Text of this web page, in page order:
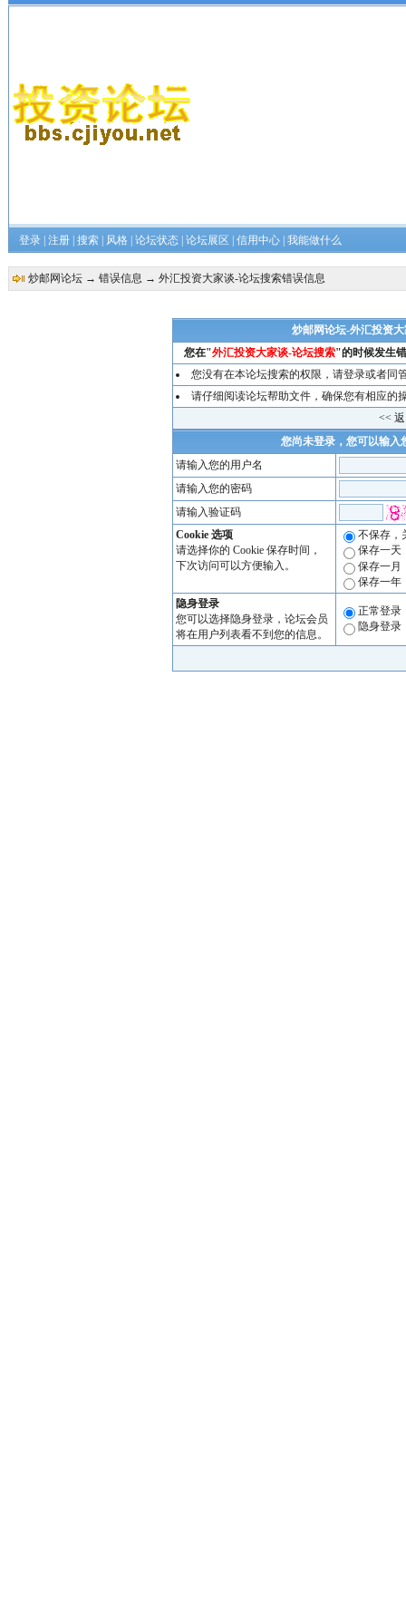
登录| 注册| 搜索| 风格| 论坛状态| 论坛展区 信用中心| 我能做什么
炒邮网论坛→ 错误信息 → 外汇投资大家谈-论坛搜索错误信息
炒邮网论坛-外汇投资
您在"外汇投资大家谈-论坛搜索"的时候发生
您没有在本论坛搜索的权限，请登录或者同
请仔细阅读论坛帮助文件，确保您有相应的
<<
您尚未登录，您可以输入
请输入您的用户名
请输入您的密码
请输入验证码
Cookie 选项
请选择你的 Cookie 保存时间，
下次访问可以方便输入。
不保存，
保存一天
保存一月
保存一年
隐身登录
您可以选择隐身登录，论坛会员
将在用户列表看不到您的信息。
正常登录
隐身登录